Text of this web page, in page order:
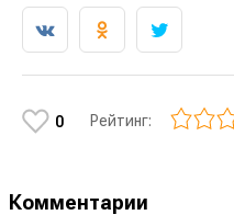
0 Рейтинг:
Комментарии